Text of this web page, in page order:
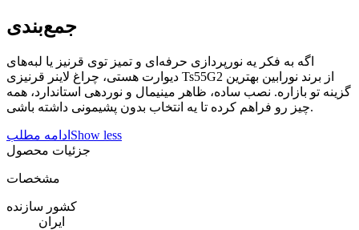
جمع‌بندی
اگه به فکر یه نورپردازی حرفه‌ای و تمیز توی قرنیز یا لبه‌های
دیوارت هستی، چراغ لاینر قرنیزی Ts55G2 از برند نورابین بهترین
گزینه تو بازاره. نصب ساده، ظاهر مینیمال و نوردهی استاندارد، همه
چیز رو فراهم کرده تا یه انتخاب بدون پشیمونی داشته باشی.
ادامه مطلب Show less
جزئیات محصول
مشخصات
کشور سازنده
ایران